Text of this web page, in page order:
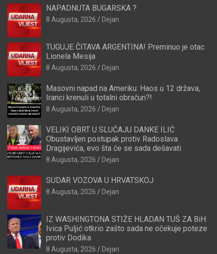
NAPADNUTA BUGARSKA ?
8 Augusta, 2026 Dejan
TUGUJE ČITAVA ARGENTINA! Preminuo je otac
Lionela Mesija
8 Augusta, 2026 Dejan
Masovni napad na Ameriku: Haos u 12 država,
Iranci krenuli u totalni obračun?!
8 Augusta, 2026 Dejan
VELIKI OBRT U SLUČAJU DANKE ILIĆ
Obustavljen postupak protiv Radoslava
Dragijevića, evo šta će se sada dešavati
8 Augusta, 2026 Dejan
SUDAR VOZOVA U HRVATSKOJ
8 Augusta, 2026 Dejan
IZ WASHINGTONA STIŽE HLADAN TUŠ ZA BiH:
Ivica Puljić otkrio zašto sada ne očekuje poteze
protiv Dodika
8 Augusta, 2026 Dejan